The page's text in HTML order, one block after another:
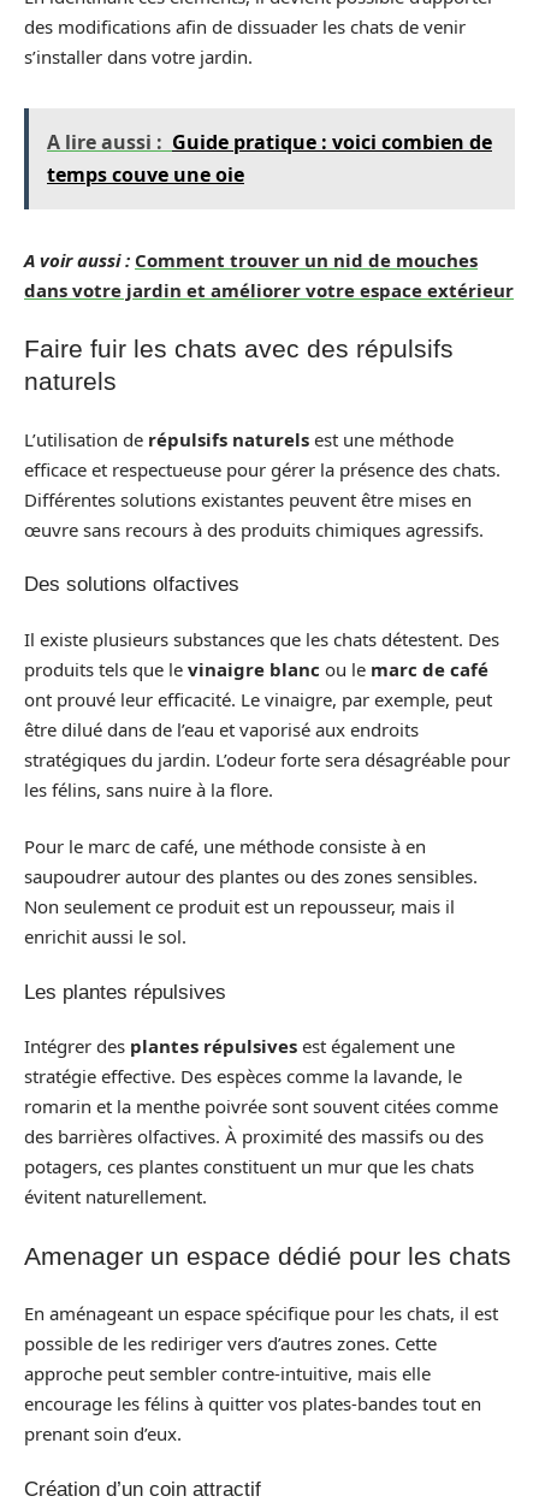
des modifications afin de dissuader les chats de venir
s’installer dans votre jardin.
A lire aussi : Guide pratique : voici combien de
temps couve une oie
A voir aussi : Comment trouver un nid de mouches
dans votre jardin et améliorer votre espace extérieur
Faire fuir les chats avec des répulsifs
naturels
L’utilisation de répulsifs naturels est une méthode
efficace et respectueuse pour gérer la présence des chats.
Différentes solutions existantes peuvent être mises en
œuvre sans recours à des produits chimiques agressifs.
Des solutions olfactives
Il existe plusieurs substances que les chats détestent. Des
produits tels que le vinaigre blanc ou le marc de café
ont prouvé leur efficacité. Le vinaigre, par exemple, peut
être dilué dans de l’eau et vaporisé aux endroits
stratégiques du jardin. L’odeur forte sera désagréable pour
les félins, sans nuire à la flore.
Pour le marc de café, une méthode consiste à en
saupoudrer autour des plantes ou des zones sensibles.
Non seulement ce produit est un repousseur, mais il
enrichit aussi le sol.
Les plantes répulsives
Intégrer des plantes répulsives est également une
stratégie effective. Des espèces comme la lavande, le
romarin et la menthe poivrée sont souvent citées comme
des barrières olfactives. À proximité des massifs ou des
potagers, ces plantes constituent un mur que les chats
évitent naturellement.
Amenager un espace dédié pour les chats
En aménageant un espace spécifique pour les chats, il est
possible de les rediriger vers d’autres zones. Cette
approche peut sembler contre-intuitive, mais elle
encourage les félins à quitter vos plates-bandes tout en
prenant soin d’eux.
Création d’un coin attractif